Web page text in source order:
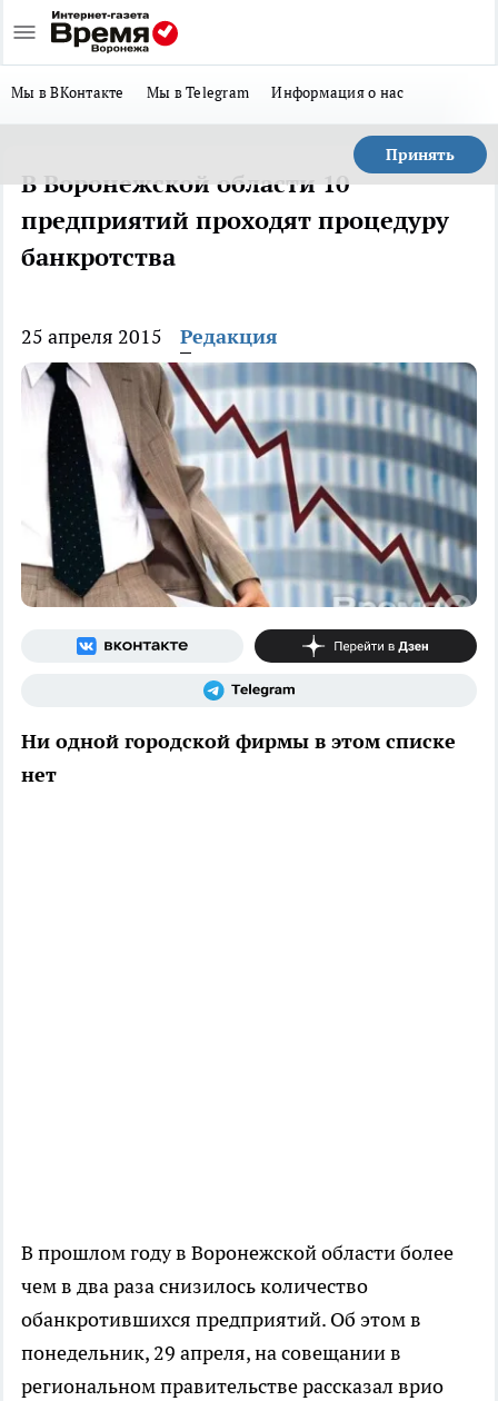
Мы в ВКонтакте Мы в Telegram Информация о нас
Принять
В Воронежской области 10
предприятий проходят процедуру
банкротства
25 апреля 2015 Редакция
Ни одной городской фирмы в этом списке
нет
В прошлом году в Воронежской области более
чем в два раза снизилось количество
обанкротившихся предприятий. Об этом в
понедельник, 29 апреля, на совещании в
региональном правительстве рассказал врио